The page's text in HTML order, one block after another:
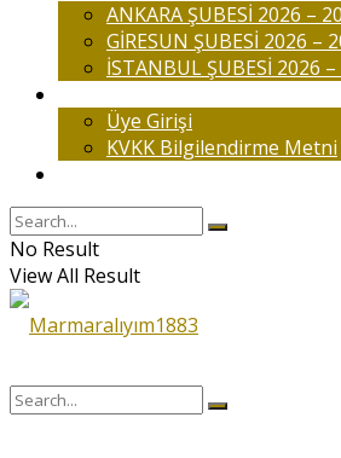
ANKARA ŞUBESİ 2026 –
GİRESUN ŞUBESİ 2026 –
İSTANBUL ŞUBESİ 2026
Üye Girişi
KVKK Bilgilendirme Metni
No Result
View All Result